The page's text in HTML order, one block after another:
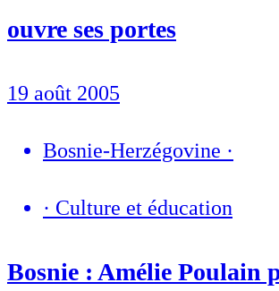
ouvre ses portes
19 août 2005
Bosnie-Herzégovine ·
· Culture et éducation
Bosnie : Amélie Poulain